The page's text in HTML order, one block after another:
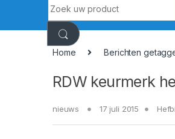
Home Berichten
RDW keurmerk
nieuws 17 juli 2015